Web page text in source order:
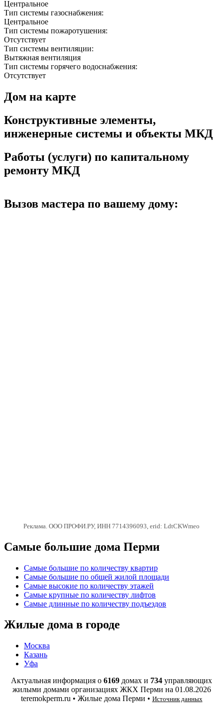
Центральное
Тип системы газоснабжения:
Центральное
Тип системы пожаротушения:
Отсутствует
Тип системы вентиляции:
Вытяжная вентиляция
Тип системы горячего водоснабжения:
Отсутствует
Дом на карте
Конструктивные элементы,
инженерные системы и объекты МКД
Работы (услуги) по капитальному
ремонту МКД
Вызов мастера по вашему дому:
Реклама. ООО ПРОФИ.РУ, ИНН 7714396093, erid: LdtCKWmeo
Самые большие дома Перми
Самые большие по количеству квартир
Самые большие по общей жилой площади
Самые высокие по количеству этажей
Самые крупные по количеству лифтов
Самые длинные по количеству подъездов
Жилые дома в городе
Москва
Казань
Уфа
Актуальная информация о 6169 домах и 734 управляющих
жилыми домами организациях ЖКХ Перми на 01.08.2026
teremokperm.ru • Жилые дома Перми • Источник данных